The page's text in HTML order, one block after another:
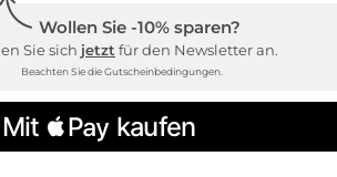
Wollen Sie -10% sparen?
Sie sich jetzt für den Newsletter an.
Beachten Sie die Gutscheinbedingungen.